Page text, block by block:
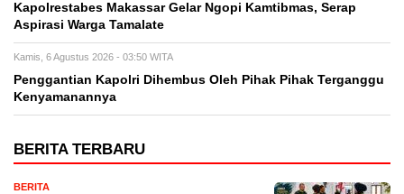
Kapolrestabes Makassar Gelar Ngopi Kamtibmas, Serap
Aspirasi Warga Tamalate
Kamis, 6 Agustus 2026 - 03:50 WITA
Penggantian Kapolri Dihembus Oleh Pihak Pihak Terganggu
Kenyamanannya
BERITA TERBARU
BERITA